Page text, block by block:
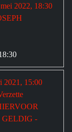
2022, 18:30
2021, 15:00
GELDIG -